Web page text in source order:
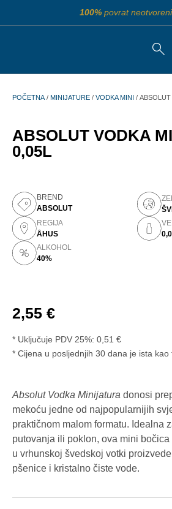
100%povrat
POČETNA / MINIJATURE / VODKA MINI / ABSOLUT
ABSOLUT VODKA
0,05L
BREND
ABSOLUT
REGIJA
ÅHUS
ALKOHOL
40%
2,55 €
* Uključuje PDV 25%: 0,51 €
Cijena u posljednjih 30 dana je ista kao
Absolut Vodka Minijatura donosi
mekoću jedne od najpopularnijih
praktičnom malom formatu. Idealna
putovanja ili poklon, ova mini
u vrhunskoj švedskoj votki
pšenice i kristalno čiste vode.